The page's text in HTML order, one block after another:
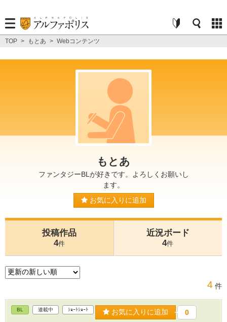
TOP > もとあ > Webコンテンツ
もとあ
ファンタジーBLが好きです。よろしくお願いし
ます。
お気に入りに追加
投稿作品
4件
近況ボード
4件
4 件
BL 連載中 ｼｮｰﾄｼｮｰﾄ お気に入りに追加 0